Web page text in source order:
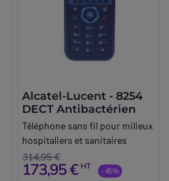
Alcatel-Lucent - 8254
DECT Antibactérien
Téléphone sans fil pour milieux
hospitaliers et sanitaires
314,95 €
173,95 € HT -45%